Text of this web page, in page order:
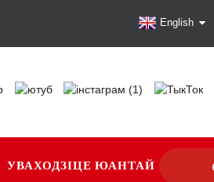
English
УВАХОДЗІЦЕ ЮАНТАЙ